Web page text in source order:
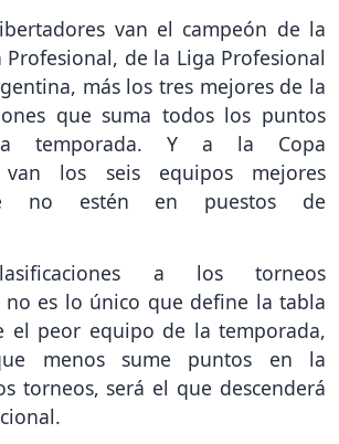
van el campeón de la
Profesional, de la Liga Profesional
más los tres mejores de la
que suma todos los puntos
temporada. Y a la Copa
van los seis equipos mejores
no estén en puestos de
a los torneos
no es lo único que define la tabla
el peor equipo de la temporada,
menos sume puntos en la
torneos, será el que descenderá